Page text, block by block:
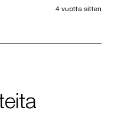
4 vuotta sitten